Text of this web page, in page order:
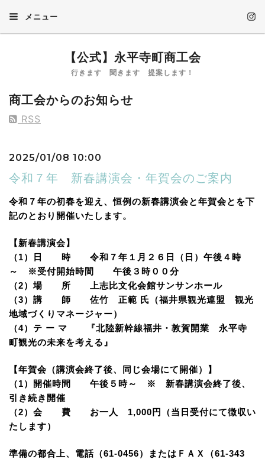
メニュー
【公式】永平寺町商工会
行きます 聞きます 提案します！
商工会からのお知らせ
RSS
2025/01/08 10:00
令和７年 新春講演会・年賀会のご案内
令和７年の初春を迎え、恒例の新春講演会と年賀会とを下
記のとおり開催いたします。
【新春講演会】
（1）日 時 令和７年１月２６日（日）午後４時
～ ※受付開始時間 午後３時００分
（2）場 所 上志比文化会館サンサンホール
（3）講 師 佐竹 正範 氏（福井県観光連盟 観光
地域づくりマネージャー）
（4）テ ー マ 『北陸新幹線福井・敦賀開業 永平寺
町観光の未来を考える』
【年賀会（講演会終了後、同じ会場にて開催）】
（1）開催時間 午後５時～ ※ 新春講演会終了後、
引き続き開催
（2）会 費 お一人 1,000円（当日受付にて徴収い
たします）
準備の都合上、電話（61-0456）またはＦＡＸ（61-343